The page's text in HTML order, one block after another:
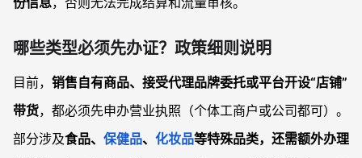
哪些类型必须先办证？政策细则说明
目前， 销售自有商品、接受代理品牌委托或平台开设“店铺”
带货，都必须先申办营业执照（个体工商户或公司都可）。
部分涉及食品、 保健品、 化妆品等特殊品类，还需额外办理